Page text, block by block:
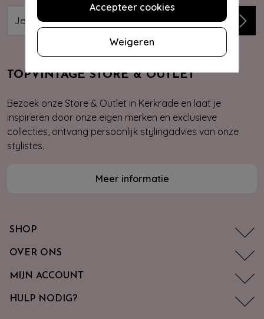
Accepteer cookies
Weigeren
TOPVINTAGE STORE & OUTLET
Bezoek onze Store & Outlet in Kerkrade en laat je
inspireren door onze eigen merken en exclusieve
collecties, ontvang persoonlijk stylingadvies van onze
stylistes.
Meer informatie
SHOP
OVER ONS
MIJN ACCOUNT
HULP NODIG?